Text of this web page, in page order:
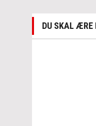
DU SKAL ÆRE